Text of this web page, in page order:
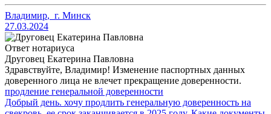
Владимир, г. Минск
27.03.2024
Ответ нотариуса
Друговец Екатерина Павловна
Здравствуйте, Владимир! Изменение паспортных данных
доверенного лица не влечет прекращение доверенности.
продление генеральной доверенности
Добрый день. хочу продлить генеральную доверенность на